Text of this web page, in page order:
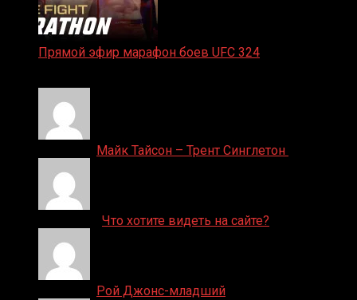
Прямой эфир марафон боев UFC 324
Майк Тайсон – Трент Синглетон
Что хотите видеть на сайте?
Рой Джонс-младший